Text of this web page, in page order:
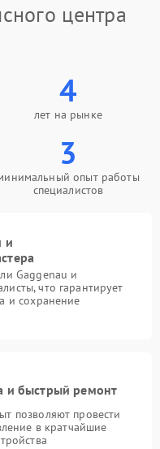
центра
4
лет на рынке
3
опыт работы
специалистов
и
Gaggenau и
что гарантирует
и сохранение
и быстрый ремонт
позволяют провести
в кратчайшие